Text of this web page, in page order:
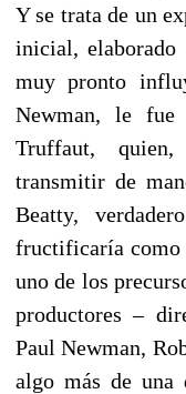
Y se trata de un
inicial,
muy pronto
Newman, le fue
Truffaut,
transmitir de
Beatty,
fructificaría como
uno de los
productores –
Paul Newman,
algo más de una